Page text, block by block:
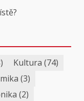
Kultura (74)
(3)
(2)